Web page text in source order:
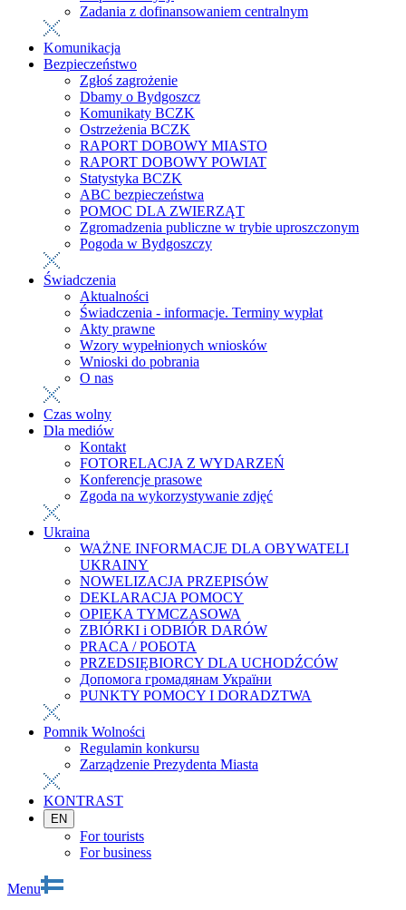
Zadania z dofinansowaniem centralnym
Komunikacja
Bezpieczeństwo
Zgłoś zagrożenie
Dbamy o Bydgoszcz
Komunikaty BCZK
Ostrzeżenia BCZK
RAPORT DOBOWY MIASTO
RAPORT DOBOWY POWIAT
Statystyka BCZK
ABC bezpieczeństwa
POMOC DLA ZWIERZĄT
Zgromadzenia publiczne w trybie uproszczonym
Pogoda w Bydgoszczy
Świadczenia
Aktualności
Świadczenia - informacje. Terminy wypłat
Akty prawne
Wzory wypełnionych wniosków
Wnioski do pobrania
O nas
Czas wolny
Dla mediów
Kontakt
FOTORELACJA Z WYDARZEŃ
Konferencje prasowe
Zgoda na wykorzystywanie zdjęć
Ukraina
WAŻNE INFORMACJE DLA OBYWATELI
UKRAINY
NOWELIZACJA PRZEPISÓW
DEKLARACJA POMOCY
OPIEKA TYMCZASOWA
ZBIÓRKI i ODBIÓR DARÓW
PRACA / РОБОТА
PRZEDSIĘBIORCY DLA UCHODŹCÓW
Допомога громадянам України
PUNKTY POMOCY I DORADZTWA
Pomnik Wolności
Regulamin konkursu
Zarządzenie Prezydenta Miasta
KONTRAST
EN
For tourists
For business
Menu